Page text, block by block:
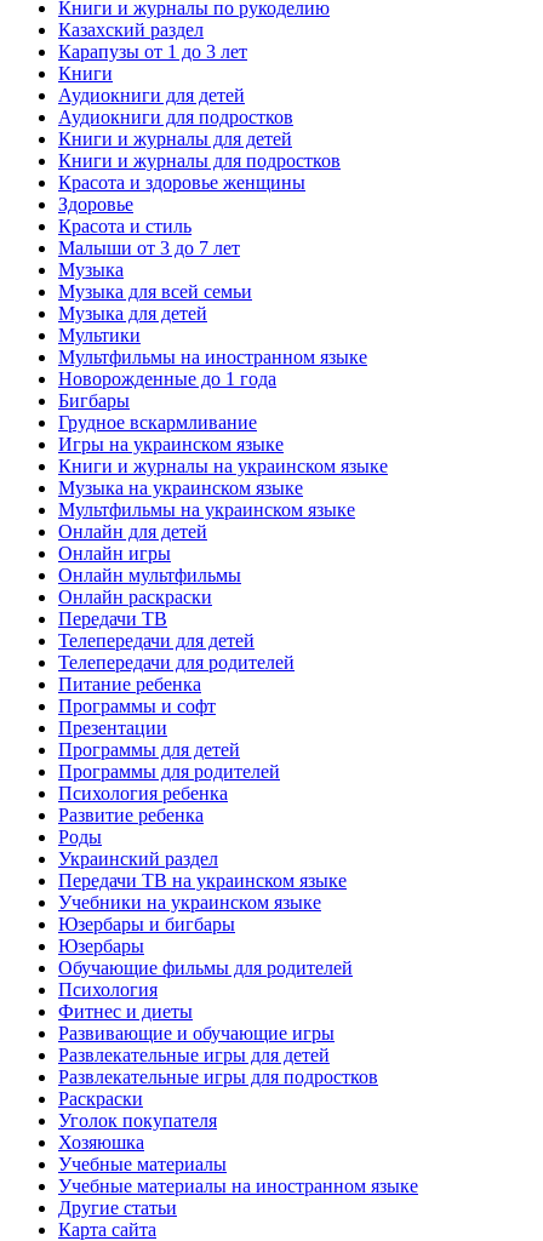
Книги и журналы по рукоделию
Казахский раздел
Карапузы от 1 до 3 лет
Книги
Аудиокниги для детей
Аудиокниги для подростков
Книги и журналы для детей
Книги и журналы для подростков
Красота и здоровье женщины
Здоровье
Красота и стиль
Малыши от 3 до 7 лет
Музыка
Музыка для всей семьи
Музыка для детей
Мультики
Мультфильмы на иностранном языке
Новорожденные до 1 года
Бигбары
Грудное вскармливание
Игры на украинском языке
Книги и журналы на украинском языке
Музыка на украинском языке
Мультфильмы на украинском языке
Онлайн для детей
Онлайн игры
Онлайн мультфильмы
Онлайн раскраски
Передачи ТВ
Телепередачи для детей
Телепередачи для родителей
Питание ребенка
Программы и софт
Презентации
Программы для детей
Программы для родителей
Психология ребенка
Развитие ребенка
Роды
Украинский раздел
Передачи ТВ на украинском языке
Учебники на украинском языке
Юзербары и бигбары
Юзербары
Обучающие фильмы для родителей
Психология
Фитнес и диеты
Развивающие и обучающие игры
Развлекательные игры для детей
Развлекательные игры для подростков
Раскраски
Уголок покупателя
Хозяюшка
Учебные материалы
Учебные материалы на иностранном языке
Другие статьи
Карта сайта